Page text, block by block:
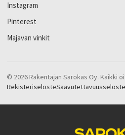
Instagram
Pinterest
Majavan vinkit
© 2026 Rakentajan Sarokas Oy. Kaikki
RekisteriselosteSaavutettavuusseloste